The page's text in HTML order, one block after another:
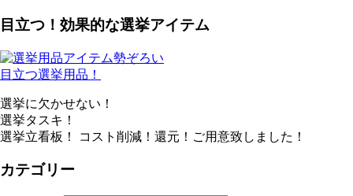
目立つ！効果的な選挙アイテム
目立つ選挙用品！
選挙に欠かせない！
選挙タスキ！
選挙立看板！ コスト削減！還元！ご用意致しました！
カテゴリー